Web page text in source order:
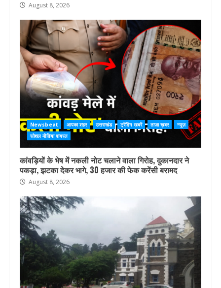
August 8, 2026
Newsbeat आपका शहर उत्तराखंड ट्रेंडिंग खबरें ताज़ा ख़बर
न्यूज़
सोशल मीडिया वायरल
कांवड़ियों के भेष में नकली नोट चलाने वाला गिरोह, दुकानदार ने
पकड़ा, झटका देकर भागे, 30 हजार की फेक करेंसी बरामद
August 8, 2026